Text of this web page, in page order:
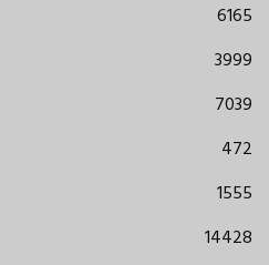
6165
3999
7039
472
1555
14428